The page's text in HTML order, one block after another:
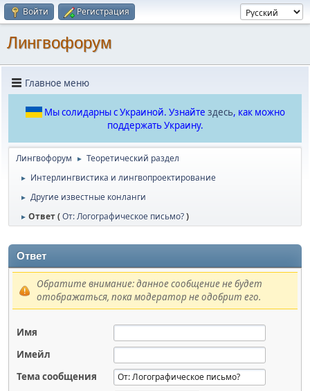
Войти Регистрация
Лингвофорум
Главное меню
Мы солидарны с Украиной. Узнайте здесь, как можно
поддержать Украину.
Лингвофорум ► Теоретический раздел
► Интерлингвистика и лингвопроектирование
► Другие известные конланги
► Ответ (От: Логографическое письмо?)
Ответ
Обратите внимание: данное сообщение не будет
отображаться, пока модератор не одобрит его.
Имя
Имейл
Тема сообщения